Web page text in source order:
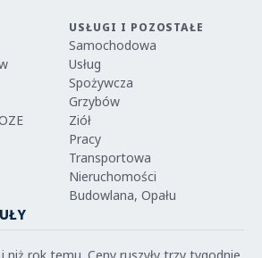
USŁUGI I POZOSTAŁE
Samochodowa
Usług
Spożywcza
Grzybów
Ziół
Pracy
Transportowa
Nieruchomości
Budowlana, Opału